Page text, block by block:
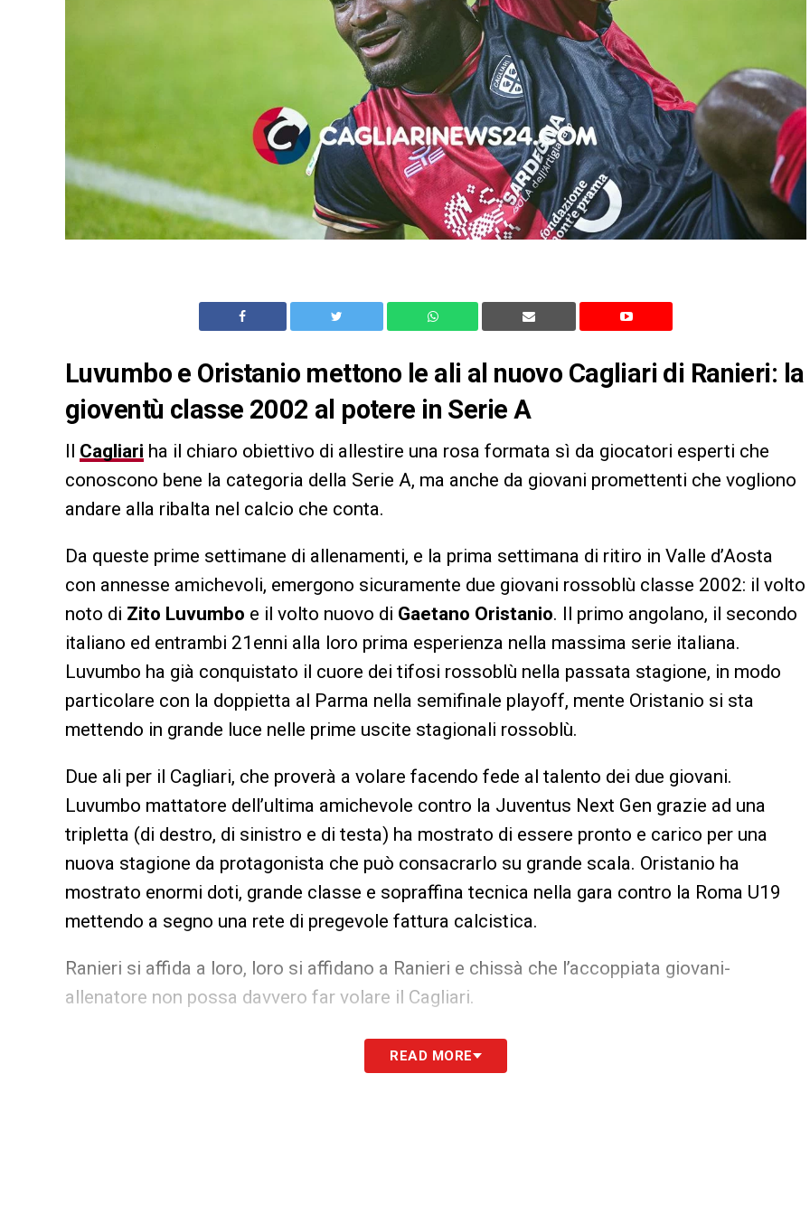
Luvumbo e Oristanio mettono le ali al nuovo Cagliari di Ranieri: la
gioventù classe 2002 al potere in Serie A
Il Cagliari ha il chiaro obiettivo di allestire una rosa formata sì da giocatori esperti che
conoscono bene la categoria della Serie A, ma anche da giovani promettenti che vogliono
andare alla ribalta nel calcio che conta.
Da queste prime settimane di allenamenti, e la prima settimana di ritiro in Valle d’Aosta
con annesse amichevoli, emergono sicuramente due giovani rossoblù classe 2002: il volto
noto di Zito Luvumbo e il volto nuovo di Gaetano Oristanio. Il primo angolano, il secondo
italiano ed entrambi 21enni alla loro prima esperienza nella massima serie italiana.
Luvumbo ha già conquistato il cuore dei tifosi rossoblù nella passata stagione, in modo
particolare con la doppietta al Parma nella semifinale playoff, mente Oristanio si sta
mettendo in grande luce nelle prime uscite stagionali rossoblù.
Due ali per il Cagliari, che proverà a volare facendo fede al talento dei due giovani.
Luvumbo mattatore dell’ultima amichevole contro la Juventus Next Gen grazie ad una
tripletta (di destro, di sinistro e di testa) ha mostrato di essere pronto e carico per una
nuova stagione da protagonista che può consacrarlo su grande scala. Oristanio ha
mostrato enormi doti, grande classe e sopraffina tecnica nella gara contro la Roma U19
mettendo a segno una rete di pregevole fattura calcistica.
Ranieri si affida a loro, loro si affidano a Ranieri e chissà che l’accoppiata giovani-
allenatore non possa davvero far volare il Cagliari.
LA PLAYLIST DELLE NOSTRE TOP NEWSREAD MORE